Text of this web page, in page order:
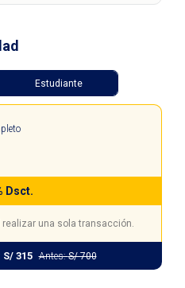
Estudiante
Dsct.
una sola transacción.
S/ 315 Antes:S/ 700